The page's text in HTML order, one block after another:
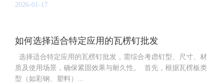
2026-01-17
如何选择适合特定应用的瓦楞钉批发
选择适合特定应用的瓦楞钉批发，需综合考虑钉型、尺寸、材
质及使用场景，确保紧固效果与耐久性。 首先，根据瓦楞板类
型（如彩钢、塑料）...